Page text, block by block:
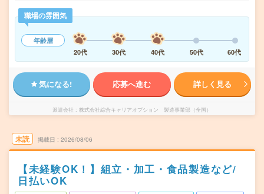
職場の雰囲気
年齢層
20代
30代 40代 50代 60代
気になる! 応募へ進む 詳しく見る
派遣会社 株式会社綜合キャリアオプション 製造事業部（全国）
未読 掲載日 2026/08/06
【未経験OK！】組立・加工・食品製造など/
日払いOK